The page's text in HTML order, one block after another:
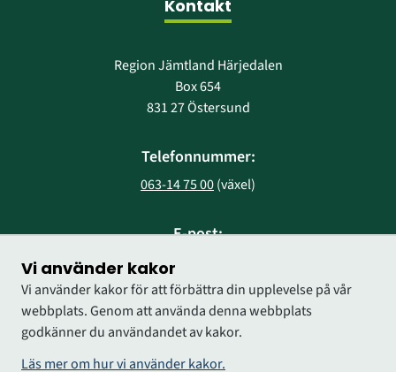
Vi använder kakor
Vi använder kakor för att förbättra din upplevelse på vår
webbplats. Genom att använda denna webbplats
godkänner du användandet av kakor.
Läs mer om hur vi använder kakor.
Kontakt
Region Jämtland Härjedalen
Box 654
831 27 Östersund
Telefonnummer:
063-14 75 00 (växel)
E-post:
region@regionjh.se